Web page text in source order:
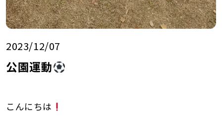
2023/12/07
公園運動
こんにちは